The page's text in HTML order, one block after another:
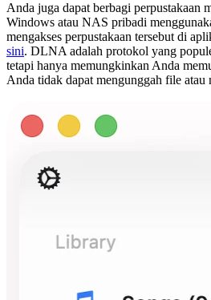
Anda juga dapat berbagi perpustakaan
Windows atau NAS pribadi
mengakses perpustakaan tersebut di
sini. DLNA adalah protokol yang
tetapi hanya memungkinkan Anda
Anda tidak dapat mengunggah file atau